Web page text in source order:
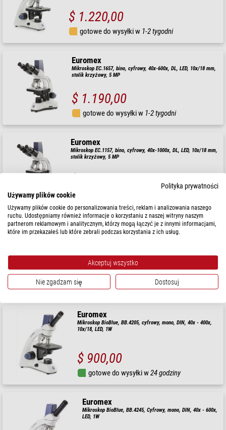
$ 1.220,00
gotowe do wysyłki w 1-2 tygodni
Euromex
Mikroskop EC.1657, bino, cyfrowy, 40x-600x, DL, LED, 10x/18 mm,
stolik krzyżowy, 5 MP
$ 1.190,00
gotowe do wysyłki w 1-2 tygodni
Euromex
Mikroskop EC.1157, bino, cyfrowy, 40x-1000x, DL, LED, 10x/18 mm,
stolik krzyżowy, 5 MP
Euromex
Mikroskop EC.1607, bino, Cyfrowy, 40x-600x, DL, LED, 10x/18
$ 1.150,00
gotowe do wysyłki w 1-2 tygodni
Euromex
Mikroskop BioBlue, BB.4205, cyfrowy, mono, DIN, 40x - 400x,
10x/18, LED, 1W
$ 900,00
gotowe do wysyłki w24 godziny
Euromex
Mikroskop BioBlue, BB.4245, Cyfrowy, mono, DIN, 40x - 600x,
LED, 1W
Polityka prywatności
Używamy plików cookie
Używamy plików cookie do personalizowania treści, reklam i analizowania naszego
ruchu. Udostępniamy również informacje o korzystaniu z naszej witryny naszym
partnerom reklamowym i analitycznym, którzy mogą łączyć je z innymi informacjami,
które im przekazałeś lub które zebrali podczas korzystania z ich usług.
Akceptuj wszystko
Nie zgadzam się Dostosuj